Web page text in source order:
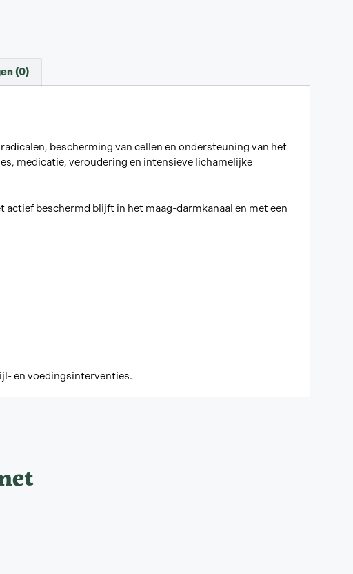
(0)
bescherming van cellen en ondersteuning van het
medicatie, veroudering en intensieve lichamelijke
beschermd blijft in het maag-darmkanaal en met een
en voedingsinterventies.